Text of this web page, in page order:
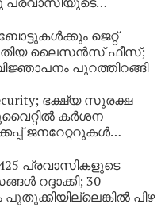
‘വാപ്പയെ
കണ്ണീരോടെ മകൾ
ജെറ്റ്
ലൈസൻസ് ഫീസ്;
പുറത്തിറങ്ങി
ഭക്ഷ്യ സുരക്ഷ
കർശന
ജനറേറ്ററുകൾ
പ്രവാസികളുടെ
റദ്ദാക്കി; 30
പിഴ